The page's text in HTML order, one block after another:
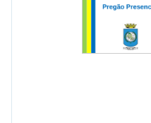
Licitações